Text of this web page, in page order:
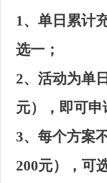
1、单日累计
选一；
2、活动为单
元），即可
3、每个方案
200元），可